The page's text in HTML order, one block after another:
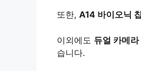
또한, A14 바이오닉 칩
이외에도 듀얼 카메라
습니다.